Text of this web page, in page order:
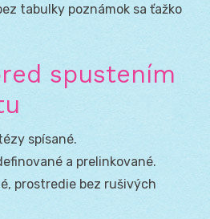
tabulky poznámok sa ťažko
spustením
spísané.
a prelinkované.
prostredie bez rušivých